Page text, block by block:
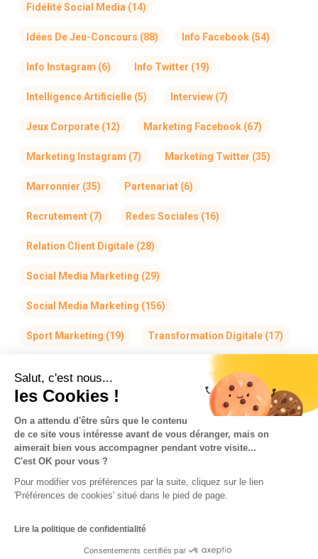
Salut, c'est nous...
les Cookies !
On a attendu d'être sûrs que le contenu
de ce site vous intéresse avant de vous déranger, mais on
aimerait bien vous accompagner pendant votre visite...
C'est OK pour vous ?
Pour modifier vos préférences par la suite, cliquez sur le lien
'Préférences de cookies' situé dans le pied de page.
Lire la politique de confidentialité
Consentements certifiés par
Fidélité Social Media (14)
Idées De Jeu-Concours (88) Info Facebook(54)
Info Instagram (6) Info Twitter (19)
Intelligence Artificielle(5) Interview(7)
Jeux Corporate(12) Marketing Facebook(67)
Marketing Instagram (7) Marketing Twitter (35)
Marronnier (35) Partenariat(6)
Recrutement(7) Redes Sociales (16)
Relation Client Digitale(28)
Social Media Marketing (29)
Social Media Marketing (156)
Sport Marketing (19) Transformation Digitale(17)
La Team So-Buzz Jobs RSE
Mentions légales
CGU & Cookies
Made with